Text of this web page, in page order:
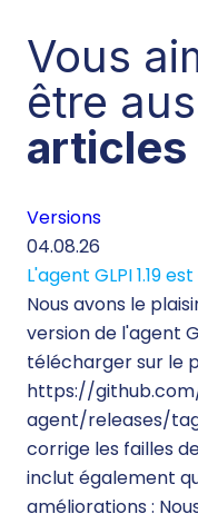
Vous
être
articles
Versions
04.08.26
L'agent GLPI 1.19
Nous avons le
version de l'agent
télécharger sur le
https://
agent/releases/
corrige les failles
inclut également
améliorations :